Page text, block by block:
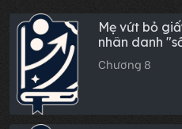
Mẹ vứt bỏ
nhân danh
bà mới hoảng
Chương 8